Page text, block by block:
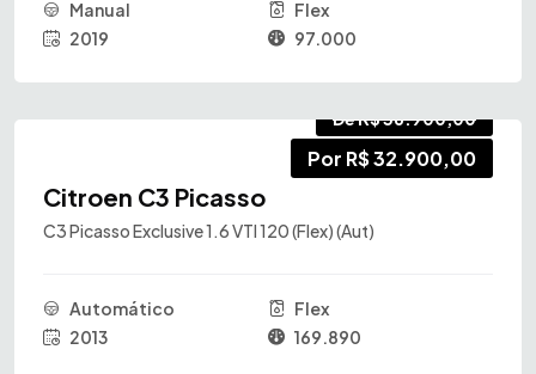
Manual
Flex
2019
97.000
De R$ 36.900,00
Por R$ 32.900,00
Citroen C3 Picasso
C3 Picasso Exclusive 1.6 VTI 120 (Flex) (Aut)
Automático
Flex
2013
169.890